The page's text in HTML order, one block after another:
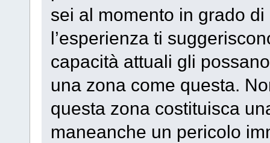
sei al momento in grado
l’esperienza ti
capacità attuali gli
una zona come questa.
questa zona costituisca
maneanche un pericolo